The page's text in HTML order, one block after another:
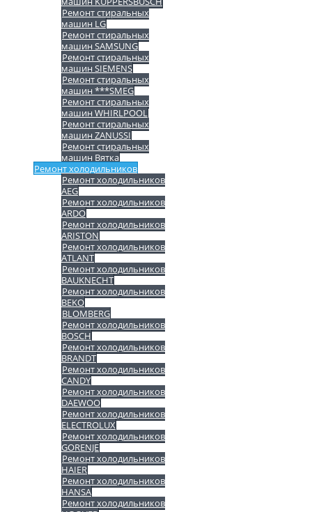
Ремонт стиральных
машин LG
Ремонт стиральных
машин SAMSUNG
Ремонт стиральных
машин SIEMENS
Ремонт стиральных
машин ***SMEG
Ремонт стиральных
машин WHIRLPOOL
Ремонт стиральных
машин ZANUSSI
Ремонт стиральных
машин Вятка
Ремонт холодильников
Ремонт холодильников
AEG
Ремонт холодильников
ARDO
Ремонт холодильников
ARISTON
Ремонт холодильников
ATLANT
Ремонт холодильников
BAUKNECHT
Ремонт холодильников
BEKO
BLOMBERG
Ремонт холодильников
BOSCH
Ремонт холодильников
BRANDT
Ремонт холодильников
CANDY
Ремонт холодильников
DAEWOO
Ремонт холодильников
ELECTROLUX
Ремонт холодильников
GORENJE
Ремонт холодильников
HAIER
Ремонт холодильников
HANSA
Ремонт холодильников